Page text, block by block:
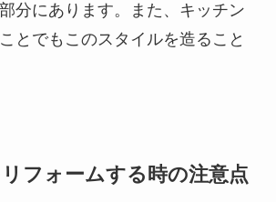
分にあります。また、キッチン
とでもこのスタイルを造ること
フォームする時の注意点